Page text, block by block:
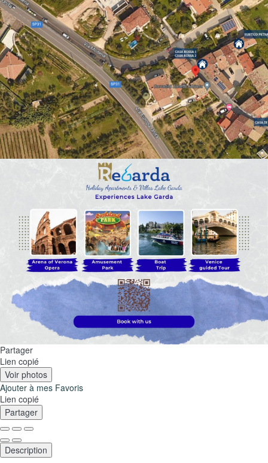
Partager
Lien copié
Voir photos
Ajouter à mes Favoris
Lien copié
Partager
Description